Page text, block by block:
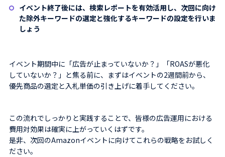
イベント終了後には、検索レポートを有効活用し、次回に向け
た除外キーワードの選定と強化するキーワードの設定を行いま
しょう
イベント期間中に「広告が止まっていないか？」「ROASが悪化
していないか？」と焦る前に、まずはイベントの2週間前から、
優先商品の選定と入札単価の引き上げに着手してください。
この流れでしっかりと実践することで、皆様の広告運用における
費用対効果は確実に上がっていくはずです。
是非、次回のAmazonイベントに向けてこれらの戦略をお試しく
ださい。